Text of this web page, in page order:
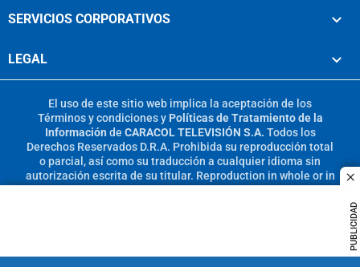
PUBLICIDAD
SERVICIOS CORPORATIVOS
LEGAL
El uso de este sitio web implica la aceptación de los
Términos y condicionesy Políticas de Tratamiento de la
Información de CARACOL TELEVISIÓN S.A. Todos los
Derechos Reservados D.R.A. Prohibida su reproducción total
o parcial, así como su traducción a cualquier idioma sin
autorización escrita de su titular. Reproduction in whole or in